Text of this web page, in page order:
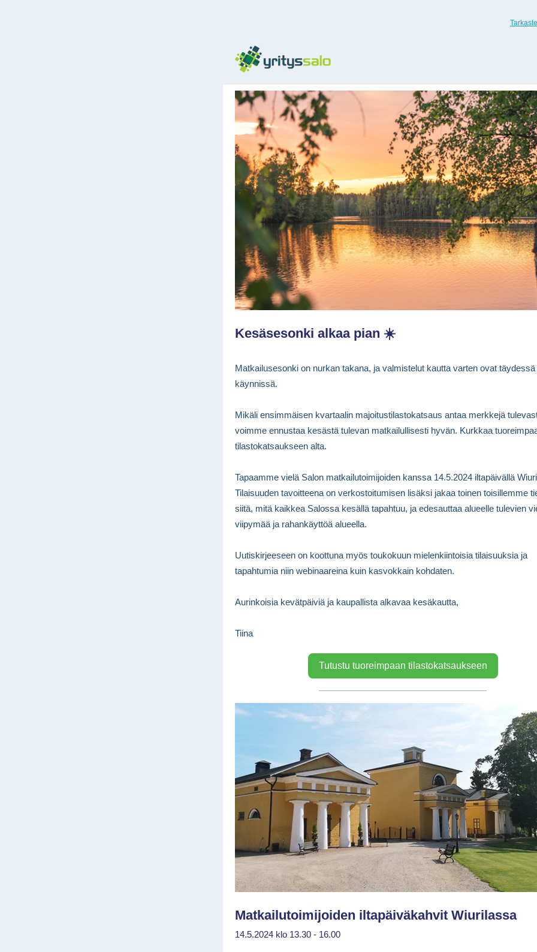
Kesäsesonki alkaa pian ☀️
Matkailusesonki on nurkan takana, ja valmistelut kautta varten ovat täydessä
käynnissä.
Mikäli ensimmäisen kvartaalin majoitustilastokatsaus antaa merkkejä
voimme ennustaa kesästä tulevan matkailullisesti hyvän. Kurkkaa
tilastokatsaukseen alta.
Tapaamme vielä Salon matkailutoimijoiden kanssa 14.5.2024 iltapäivällä
Tilaisuuden tavoitteena on verkostoitumisen lisäksi jakaa toinen toisillemme
siitä, mitä kaikkea Salossa kesällä tapahtuu, ja edesauttaa alueelle tulevien
viipymää ja rahankäyttöä alueella.
Uutiskirjeeseen on koottuna myös toukokuun mielenkiintoisia tilaisuuksia ja
tapahtumia niin webinaareina kuin kasvokkain kohdaten.
Aurinkoisia kevätpäiviä ja kaupallista alkavaa kesäkautta,
Tiina
Tutustu tuoreimpaan tilastokatsaukseen
Matkailutoimijoiden iltapäiväkahvit Wiurilassa
14.5.2024 klo 13.30 - 16.00